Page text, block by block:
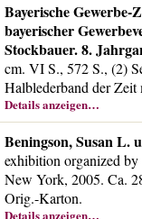
Bayerische Gewerbe-
bayerischer
Stockbauer. 8.
cm. VI S., 572 S., (2)
Halblederband der
Details anzeigen…
Beningson, Susan L.
exhibition organized
New York, 2005. Ca.
Orig.-Karton.
Details anzeigen…